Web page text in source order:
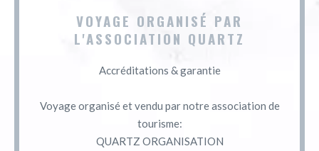
VOYAGE ORGANISÉ PAR
L'ASSOCIATION QUARTZ
Accréditations & garantie
Voyage organisé et vendu par notre association de
tourisme:
QUARTZ ORGANISATION